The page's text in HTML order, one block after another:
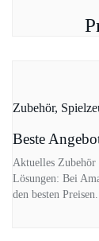
Zubehör,
Beste
Aktuelles
Lösungen: Bei
den besten Preisen.